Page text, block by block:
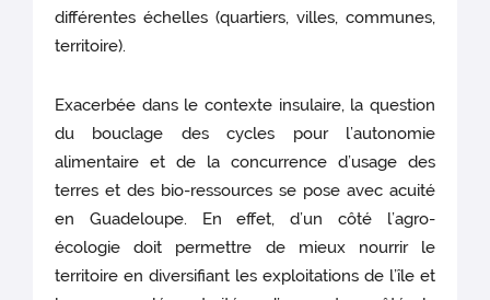
différentes échelles (quartiers, villes, communes,
territoire).
Exacerbée dans le contexte insulaire, la question
du bouclage des cycles pour l’autonomie
alimentaire et de la concurrence d’usage des
terres et des bio-ressources se pose avec acuité
en Guadeloupe. En effet, d’un côté l’agro-
écologie doit permettre de mieux nourrir le
territoire en diversifiant les exploitations de l’île et